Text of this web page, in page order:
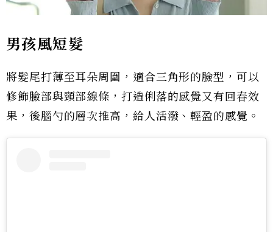
男孩風短髮
將髮尾打薄至耳朵周圍，適合三角形的臉型，可以
修飾臉部與頸部線條，打造俐落的感覺又有回春效
果，後腦勺的層次推高，給人活潑、輕盈的感覺。